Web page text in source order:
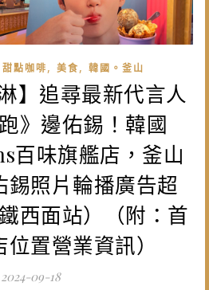
甜點咖啡, 美食, 韓國。釜山
】追尋最新代言人
》邊佑錫！韓國
百味旗艦店，釜山
錫照片輪播廣告超
西面站）（附：首
置營業資訊）
2024-09-18